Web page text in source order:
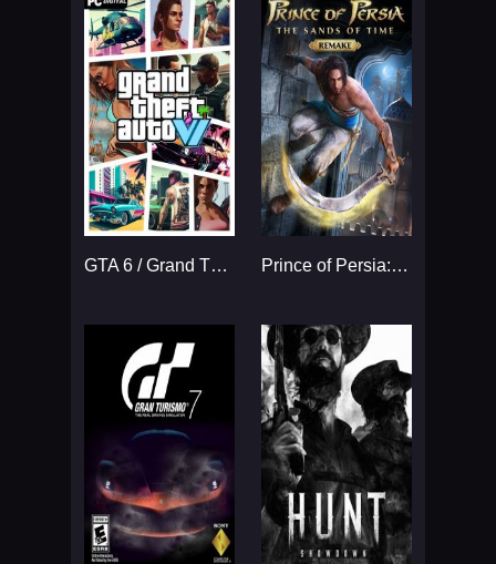
GTA 6 / Grand Theft Auto VI Prince of Persia: The Sands